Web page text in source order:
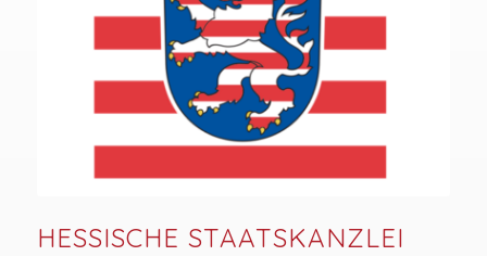
HESSISCHE STAATSKANZLEI